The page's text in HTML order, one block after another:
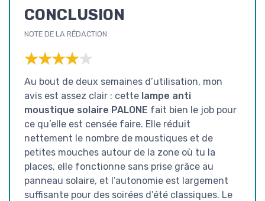
CONCLUSION
NOTE DE LA RÉDACTION
★★★★★
★★★★★
Au bout de deux semaines d’utilisation, mon
avis est assez clair : cette lampe anti
moustique solaire PALONE fait bien le job pour
ce qu’elle est censée faire. Elle réduit
nettement le nombre de moustiques et de
petites mouches autour de la zone où tu la
places, elle fonctionne sans prise grâce au
panneau solaire, et l’autonomie est largement
suffisante pour des soirées d’été classiques. Le